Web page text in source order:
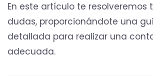
En este artículo te resolveremos
dudas, proporcionándote una
detallada para realizar una
adecuada.